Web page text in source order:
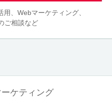
、Webマーケティング、
ご相談など
ケティング